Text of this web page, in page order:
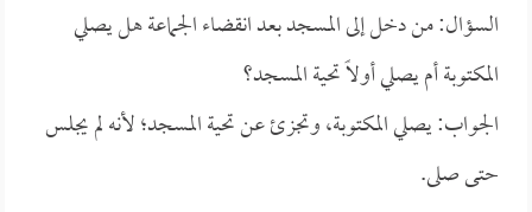
السؤال: من دخل إلى المسجد بعد انقضاء الجماعة هل يصلي
المكتوبة أم يصلي أولاً تحية المسجد؟
الجواب: يصلي المكتوبة، وتجزئ عن تحية المسجد؛ لأنه لم يجلس
حتى صلى.